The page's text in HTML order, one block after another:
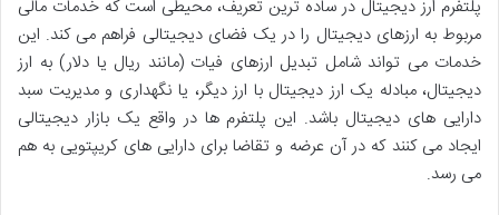
پلتفرم ارز دیجیتال در ساده ترین تعریف، محیطی است که خدمات مالی
مربوط به ارزهای دیجیتال را در یک فضای دیجیتالی فراهم می کند. این
خدمات می تواند شامل تبدیل ارزهای فیات (مانند ریال یا دلار) به ارز
دیجیتال، مبادله یک ارز دیجیتال با ارز دیگر، یا نگهداری و مدیریت سبد
دارایی های دیجیتال باشد. این پلتفرم ها در واقع یک بازار دیجیتالی
ایجاد می کنند که در آن عرضه و تقاضا برای دارایی های کریپتویی به هم
می رسد.